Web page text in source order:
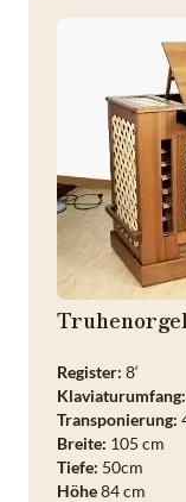
Register: 8‘
Klaviaturumfang:
Transponierung:
Breite: 105 cm
Tiefe: 50cm
Höhe84 cm